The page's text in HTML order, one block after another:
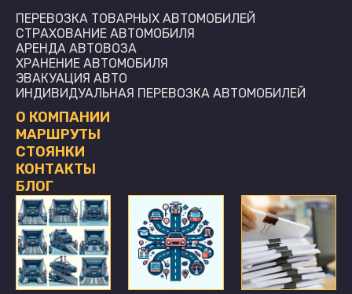
ПЕРЕВОЗКА ТОВАРНЫХ АВТОМОБИЛЕЙ
СТРАХОВАНИЕ АВТОМОБИЛЯ
АРЕНДА АВТОВОЗА
ХРАНЕНИЕ АВТОМОБИЛЯ
ЭВАКУАЦИЯ АВТО
ИНДИВИДУАЛЬНАЯ ПЕРЕВОЗКА АВТОМОБИЛЕЙ
О КОМПАНИИ
МАРШРУТЫ
СТОЯНКИ
КОНТАКТЫ
БЛОГ